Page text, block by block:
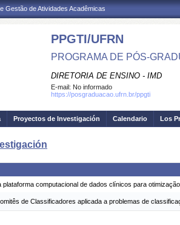
Gestão de Atividades Acadêmicas
PPGTI/UFRN
PROGRAMA DE PÓS-
DIRETORIA DE ENSINO - IMD
E-mail: No informado
https://posgraduacao.ufrn.br/ppgti
Proyectos de Investigación Calendario Los
plataforma computacional de dados clínicos para
de Classificadores aplicada a problemas de